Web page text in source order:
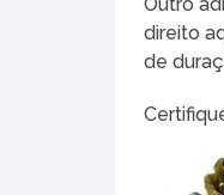
direito
de